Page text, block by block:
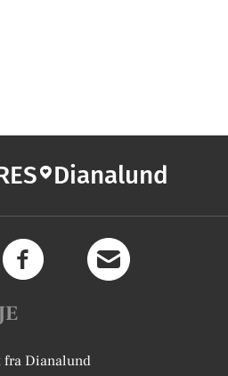
Dianalund
fra Dianalund